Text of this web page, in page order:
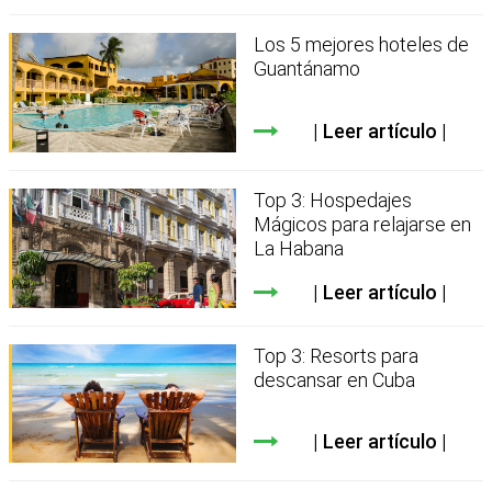
Los 5 mejores hoteles de
Guantánamo
Leer artículo
Top 3: Hospedajes
Mágicos para relajarse en
La Habana
Leer artículo
Top 3: Resorts para
descansar en Cuba
Leer artículo